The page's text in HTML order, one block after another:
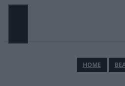
Μετάβαση
ΗΟΜΕ